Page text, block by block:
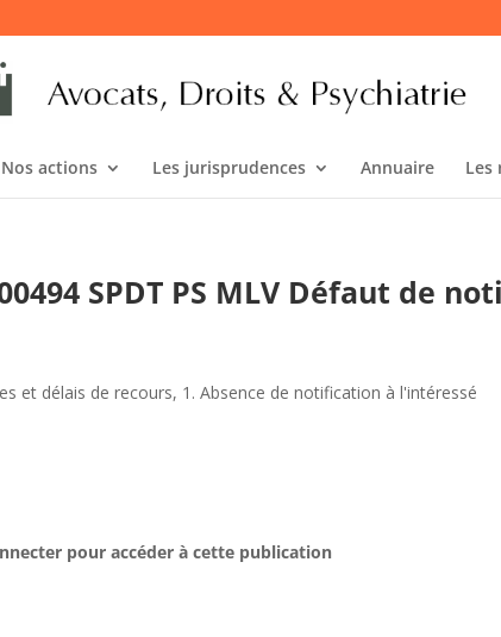
Nos actions Les jurisprudences Annuaire Les
SPDT PS MLV Défaut de
et délais de recours, 1. Absence de notification à l'intéressé
pour accéder à cette publication